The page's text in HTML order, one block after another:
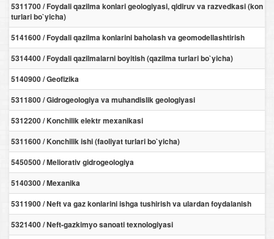
5311700 / Foydali qazilma konlari geologiyasi, qidiruv va razvedkasi (kon
turlari bo`yicha)
5141600 / Foydali qazilma konlarini baholash va geomodellashtirish
5314400 / Foydali qazilmalarni boyitish (qazilma turlari bo`yicha)
5140900 / Geofizika
5311800 / Gidrogeologiya va muhandislik geologiyasi
5312200 / Konchilik elektr mexanikasi
5311600 / Konchilik ishi (faoliyat turlari bo`yicha)
5450500 / Meliorativ gidrogeologiya
5140300 / Mexanika
5311900 / Neft va gaz konlarini ishga tushirish va ulardan foydalanish
5321400 / Neft-gazkimyo sanoati texnologiyasi